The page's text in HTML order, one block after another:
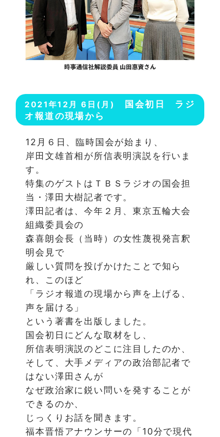
2021年12月 6日(月)
国会初日 ラジ
オ報道の現場から
12月６日、臨時国会が始まり、
岸田文雄首相が所信表明演説を行いま
す。
特集のゲストはＴＢＳラジオの国会担
当・澤田大樹記者です。
澤田記者は、今年２月、東京五輪大会
組織委員会の
森喜朗会長（当時）の女性蔑視発言釈
明会見で
厳しい質問を投げかけたことで知ら
れ、このほど
「ラジオ報道の現場から声を上げる、
声を届ける」
という著書を出版しました。
国会初日にどんな取材をし、
所信表明演説のどこに注目したのか、
そして、大手メディアの政治部記者で
はない澤田さんが
なぜ政治家に鋭い問いを発することが
できるのか、
じっくりお話を聞きます。
福本晋悟アナウンサーの「10分で現代